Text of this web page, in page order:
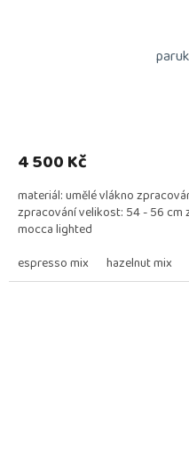
4 500 Kč
materiál: umělé vlákno
zpracování velikost: 54 - 56
mocca lighted
espresso mix
hazelnut mix